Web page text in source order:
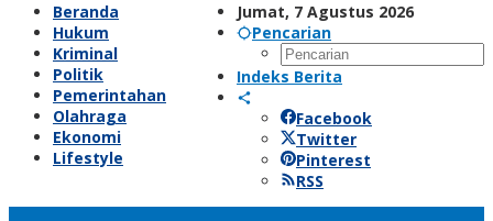
Jumat, 7 Agustus 2026
Pencarian
Indeks Berita
Facebook
Twitter
Pinterest
RSS
Beranda
Hukum
Kriminal
Politik
Pemerintahan
Olahraga
Ekonomi
Lifestyle